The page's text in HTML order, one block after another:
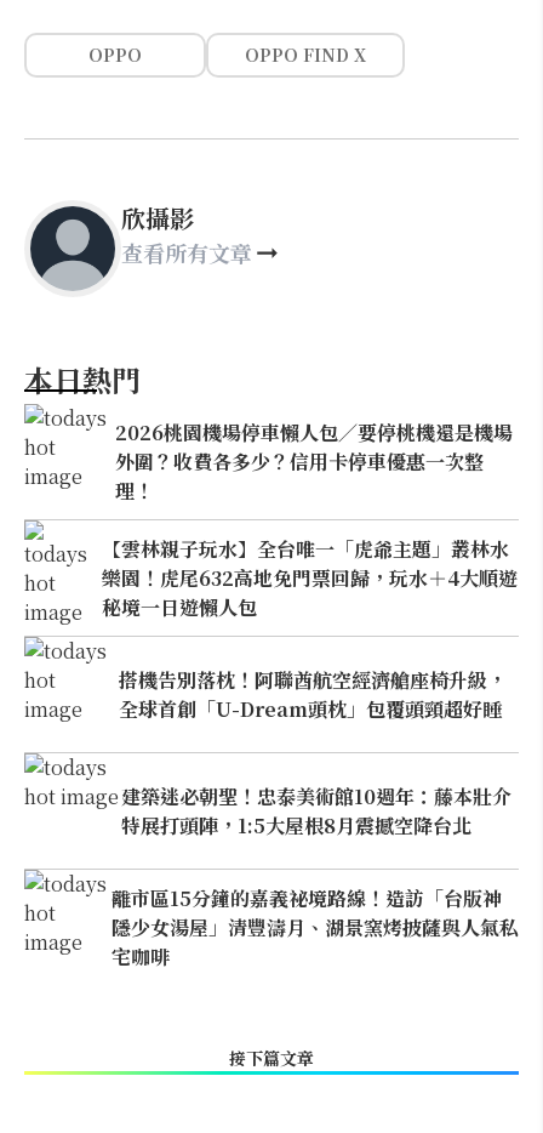
OPPO OPPO FIND X
欣攝影
查看所有文章
本日熱門
2026桃園機場停車懶人包／要停桃機還是機場
外圍？收費各多少？信用卡停車優惠一次整
理！
【雲林親子玩水】全台唯一「虎爺主題」叢林水
樂園！虎尾632高地免門票回歸，玩水＋4大順遊
秘境一日遊懶人包
搭機告別落枕！阿聯酋航空經濟艙座椅升級，
全球首創「U-Dream頭枕」包覆頭頸超好睡
建築迷必朝聖！忠泰美術館10週年：藤本壯介
特展打頭陣，1:5大屋根8月震撼空降台北
離市區15分鐘的嘉義祕境路線！造訪「台版神
隱少女湯屋」清豐濤月、湖景窯烤披薩與人氣私
宅咖啡
接下篇文章